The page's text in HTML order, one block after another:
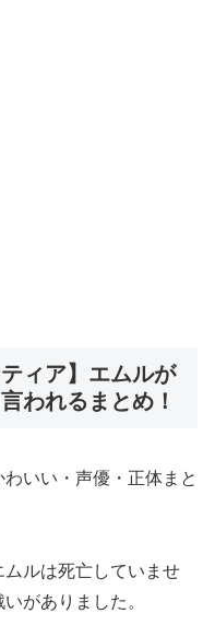
ィア】エムルが
われるまとめ！
わいい・声優・正体まと
ルは死亡していませ
がありました。